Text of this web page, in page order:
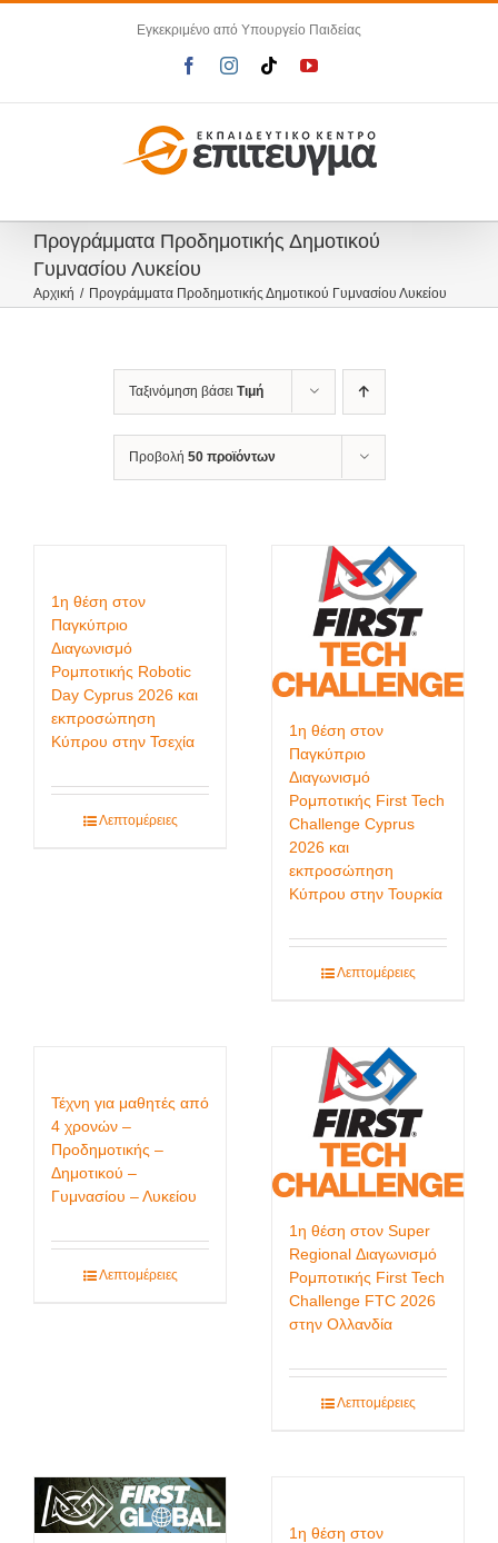
Εγκεκριμένο από Υπουργείο Παιδείας
FacebookInstagram
TiktokYouTube
Προγράμματα Προδημοτικής Δημοτικού
Γυμνασίου Λυκείου
Αρχική Προγράμματα Προδημοτικής Δημοτικού Γυμνασίου Λυκείου
Ταξινόμηση βάσει Τιμή
Προβολή 50 προϊόντων
1η θέση στον
Παγκύπριο
Διαγωνισμό
Ρομποτικής Robotic
Day Cyprus 2026 και
εκπροσώπηση
Κύπρου στην Τσεχία
Λεπτομέρειες
1η θέση στον
Παγκύπριο
Διαγωνισμό
Ρομποτικής First Tech
Challenge Cyprus
2026 και
εκπροσώπηση
Κύπρου στην Τουρκία
Λεπτομέρειες
Τέχνη για μαθητές από
4 χρονών –
Προδημοτικής –
Δημοτικού –
Γυμνασίου – Λυκείου
Λεπτομέρειες
1η θέση στον Super
Regional Διαγωνισμό
Ρομποτικής First Tech
Challenge FTC 2026
στην Ολλανδία
Λεπτομέρειες
1η θέση στον